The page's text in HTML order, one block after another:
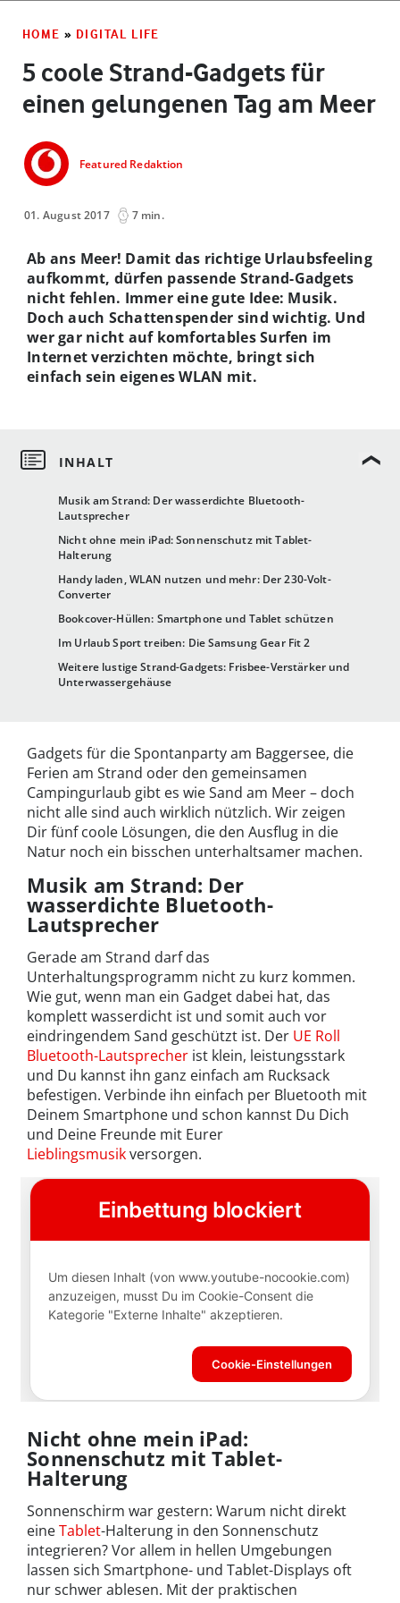
HOME » DIGITAL LIFE
5 coole Strand-Gadgets für
einen gelungenen Tag am Meer
Featured Redaktion
01. August 2017 7 min.
Musik am Strand: Der wasserdichte Bluetooth-
Lautsprecher
Nicht ohne mein iPad: Sonnenschutz mit Tablet-
Halterung
Handy laden, WLAN nutzen und mehr: Der 230-Volt-
Converter
Bookcover-Hüllen: Smartphone und Tablet schützen
Im Urlaub Sport treiben: Die Samsung Gear Fit 2
Weitere lustige Strand-Gadgets: Frisbee-Verstärker und
Unterwassergehäuse
Ab ans Meer! Damit das richtige Urlaubsfeeling
aufkommt, dürfen passende Strand-Gadgets
nicht fehlen. Immer eine gute Idee: Musik.
Doch auch Schattenspender sind wichtig. Und
wer gar nicht auf komfortables Surfen im
Internet verzichten möchte, bringt sich
einfach sein eigenes WLAN mit.
Gadgets für die Spontanparty am Baggersee, die
Ferien am Strand oder den gemeinsamen
Campingurlaub gibt es wie Sand am Meer – doch
nicht alle sind auch wirklich nützlich. Wir zeigen
Dir fünf coole Lösungen, die den Ausflug in die
Natur noch ein bisschen unterhaltsamer machen.
Musik am Strand: Der
wasserdichte Bluetooth-
Lautsprecher
Gerade am Strand darf das
Unterhaltungsprogramm nicht zu kurz kommen.
Wie gut, wenn man ein Gadget dabei hat, das
komplett wasserdicht ist und somit auch vor
eindringendem Sand geschützt ist. Der UE Roll
Bluetooth-Lautsprecher ist klein, leistungsstark
und Du kannst ihn ganz einfach am Rucksack
befestigen. Verbinde ihn einfach per Bluetooth mit
Deinem Smartphone und schon kannst Du Dich
und Deine Freunde mit Eurer
Lieblingsmusikversorgen.
Nicht ohne mein iPad:
Sonnenschutz mit Tablet-
Halterung
Sonnenschirm war gestern: Warum nicht direkt
eineTablet-Halterung in den Sonnenschutz
integrieren? Vor allem in hellen Umgebungen
lassen sich Smartphone- und Tablet-Displays oft
nur schwer ablesen. Mit der praktischen